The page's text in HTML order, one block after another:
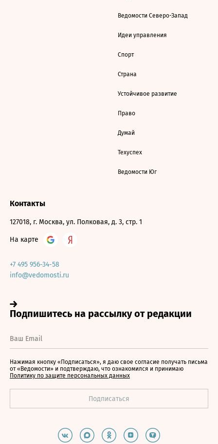
Ведомости Северо-Запад
Идеи управления
Спорт
Страна
Устойчивое развитие
Право
Думай
Техуспех
Ведомости Юг
Контакты
127018, г. Москва, ул. Полковая, д. 3, стр. 1
На карте
+7 495 956-34-58
info@vedomosti.ru
Нажимая кнопку «Подписаться», я даю свое согласие получать письма
от «Ведомости» и подтверждаю, что ознакомился и принимаю
Политику по защите персональных данных